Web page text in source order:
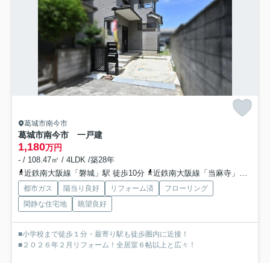
葛城市南今市
葛城市南今市 一戸建
1,180万円
- / 108.47㎡ / 4LDK /築28年
近鉄南大阪線「磐城」駅 徒歩10分
近鉄南大阪線「当麻寺」駅 徒歩19分
都市ガス 陽当り良好 リフォーム済
フローリング
閑静な住宅地
眺望良好
■小学校まで徒歩１分・最寄り駅も徒歩圏内に近接！
■２０２６年２月リフォーム！全居室６帖以上と広々！